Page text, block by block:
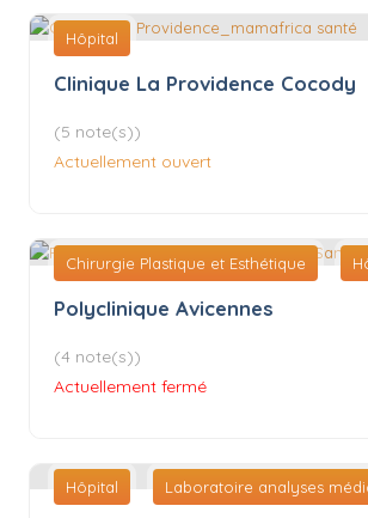
Hôpital
Clinique La Providence Cocody
(5 note(s))
Actuellement ouvert
Chirurgie Plastique et Esthétique
Polyclinique Avicennes
(4 note(s))
Actuellement fermé
Hôpital Laboratoire analyses